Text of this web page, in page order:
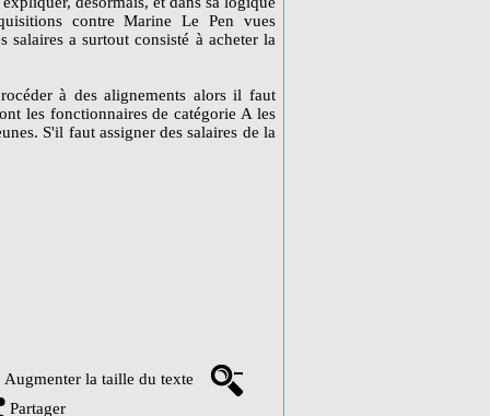
contre Marine Le Pen vues
salaires a surtout consisté à acheter la
à des alignements alors il faut
les fonctionnaires de catégorie A les
S'il faut assigner des salaires de la
Augmenter la taille du texte
Partager